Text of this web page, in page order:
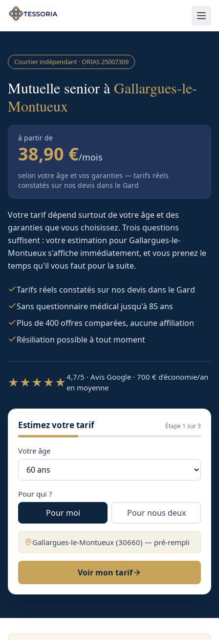
Aller au contenu principal
Courtier indépendant · ORIAS25007309
Mutuelle senior à Gallargues-le-
Montueux
à partir de
38,90 €/mois
selon votre âge et vos garanties — tarifs réels
constatés sur nos devis dans le Gard
Votre tarif dépend surtout de votre âge et des
garanties que vous choisissez. Trois questions
suffisent : votre estimation pour Gallargues-le-
Montueuxs'affiche immédiatement, et vous prenez le
temps qu'il vous faut pour la suite.
Tarifs réels constatés sur nos devis dans le Gard
Sans questionnaire médical jusqu'à 85 ans
Plus de 400 offres comparées, aucune affiliation
Résiliation possible à tout moment
★★★★★4,7/5 · Avis Google · 700 € d'économie/an
en moyenne
Estimez votre tarif Étape 1 sur 3
Votre âge
Pour qui ?
Pour moi Pour nous deux
Gallargues-le-Montueux (30660) — pré-rempli
Voir mon tarif